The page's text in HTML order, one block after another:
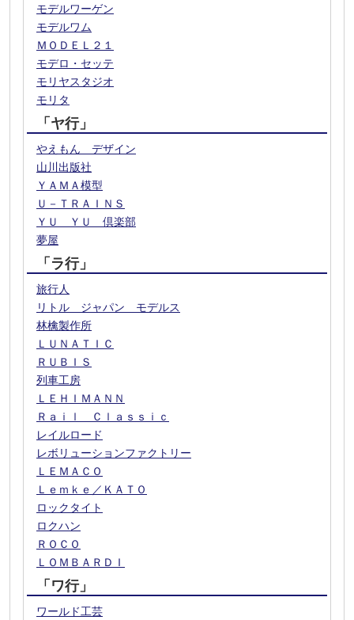
モデルワーゲン
モデルワム
ＭＯＤＥＬ２１
モデロ・セッテ
モリヤスタジオ
モリタ
「ヤ行」
やえもん デザイン
山川出版社
ＹＡＭＡ模型
Ｕ－ＴＲＡＩＮＳ
ＹＵ ＹＵ 倶楽部
夢屋
「ラ行」
旅行人
リトル ジャパン モデルス
林檎製作所
ＬＵＮＡＴＩＣ
ＲＵＢＩＳ
列車工房
ＬＥＨＩＭＡＮＮ
Ｒａｉｌ Ｃｌａｓｓｉｃ
レイルロード
レボリューションファクトリー
ＬＥＭＡＣＯ
Ｌｅｍｋｅ／ＫＡＴＯ
ロックタイト
ロクハン
ＲＯＣＯ
ＬＯＭＢＡＲＤＩ
「ワ行」
ワールド工芸